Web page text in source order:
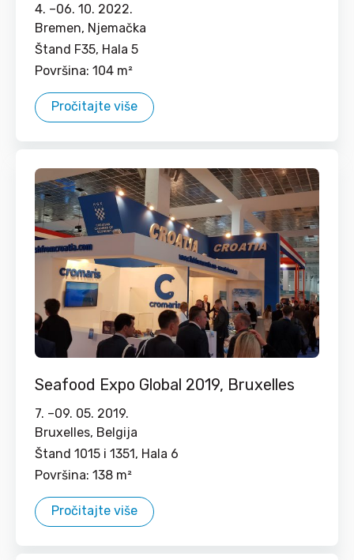
4. –06. 10. 2022.
Bremen, Njemačka
Štand F35, Hala 5
Površina: 104 m²
Pročitajte više
Seafood Expo Global 2019, Bruxelles
7. –09. 05. 2019.
Bruxelles, Belgija
Štand 1015 i 1351, Hala 6
Površina: 138 m²
Pročitajte više